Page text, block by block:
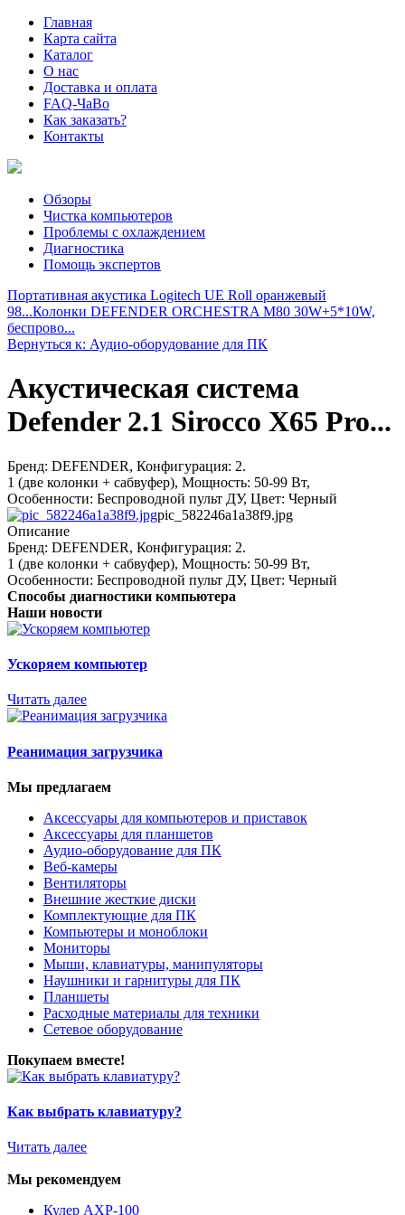
Главная
Карта сайта
Каталог
О нас
Доставка и оплата
FAQ-ЧаВо
Как заказать?
Контакты
Обзоры
Чистка компьютеров
Проблемы с охлаждением
Диагностика
Помощь экспертов
Портативная акустика Logitech UE Roll оранжевый
98...Колонки DEFENDER ORCHESTRA M80 30W+5*10W,
беспрово...
Вернуться к: Аудио-оборудование для ПК
Акустическая система
Defender 2.1 Sirocco X65 Pro...
Бренд: DEFENDER, Конфигурация: 2.
1 (две колонки + сабвуфер), Мощность: 50-99 Вт,
Особенности: Беспроводной пульт ДУ, Цвет: Черный
pic_582246a1a38f9.jpg
Описание
Бренд: DEFENDER, Конфигурация: 2.
1 (две колонки + сабвуфер), Мощность: 50-99 Вт,
Особенности: Беспроводной пульт ДУ, Цвет: Черный
Способы диагностики компьютера
Наши новости
Ускоряем компьютер
Читать далее
Реанимация загрузчика
Мы предлагаем
Аксессуары для компьютеров и приставок
Аксессуары для планшетов
Аудио-оборудование для ПК
Веб-камеры
Вентиляторы
Внешние жесткие диски
Комплектующие для ПК
Компьютеры и моноблоки
Мониторы
Мыши, клавиатуры, манипуляторы
Наушники и гарнитуры для ПК
Планшеты
Расходные материалы для техники
Сетевое оборудование
Покупаем вместе!
Как выбрать клавиатуру?
Читать далее
Мы рекомендуем
Кулер AXP-100